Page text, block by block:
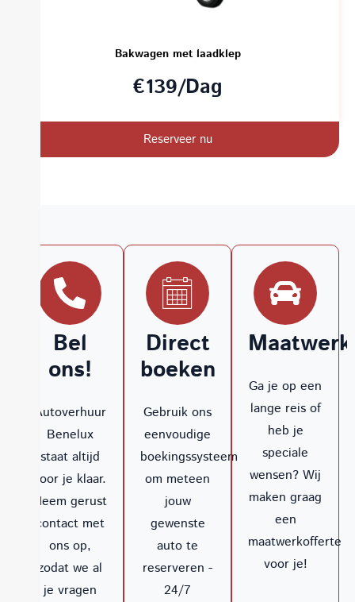
Bakwagen met laadklep
€139/Dag
Reserveer nu
Bel
ons!
Autoverhuur
Benelux
staat altijd
voor je klaar.
Neem gerust
contact met
ons op,
zodat we al
je vragen
Direct
boeken
Gebruik ons
eenvoudige
boekingssysteem
om meteen
jouw
gewenste
auto te
reserveren -
24/7
Ga je op een
lange reis of
heb je
speciale
wensen? Wij
maken graag
een
maatwerkofferte
voor je!